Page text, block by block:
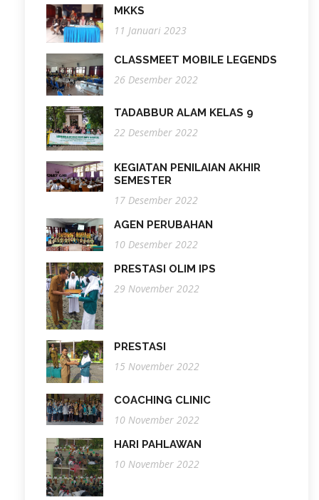
MKKS
11 Januari 2023
CLASSMEET MOBILE LEGENDS
26 Desember 2022
TADABBUR ALAM KELAS 9
22 Desember 2022
KEGIATAN PENILAIAN AKHIR
SEMESTER
17 Desember 2022
AGEN PERUBAHAN
10 Desember 2022
PRESTASI OLIM IPS
29 November 2022
PRESTASI
15 November 2022
COACHING CLINIC
10 November 2022
HARI PAHLAWAN
10 November 2022